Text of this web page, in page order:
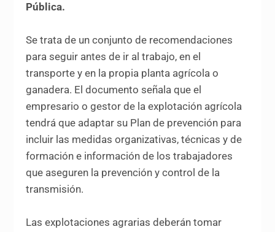
Pública.
Se trata de un conjunto de recomendaciones
para seguir antes de ir al trabajo, en el
transporte y en la propia planta agrícola o
ganadera. El documento señala que el
empresario o gestor de la explotación agrícola
tendrá que adaptar su Plan de prevención para
incluir las medidas organizativas, técnicas y de
formación e información de los trabajadores
que aseguren la prevención y control de la
transmisión.
Las explotaciones agrarias deberán tomar